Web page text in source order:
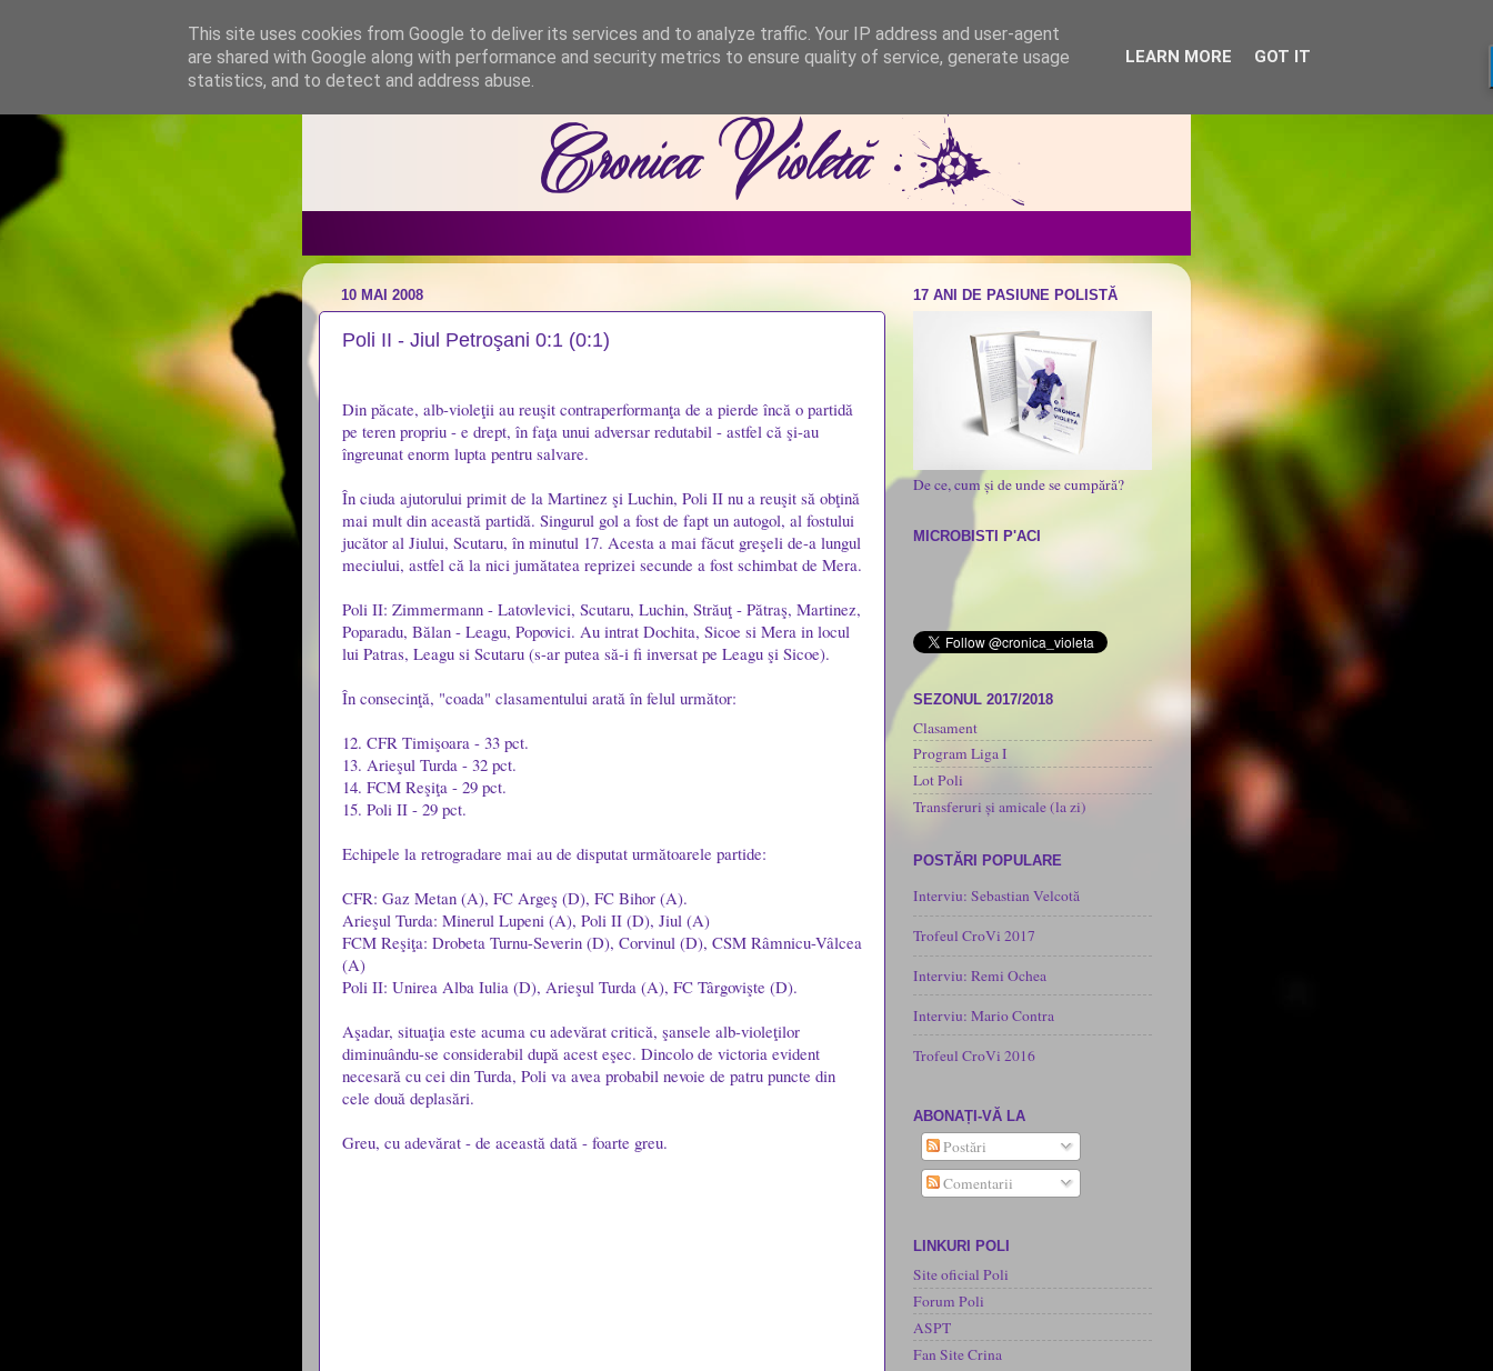
10 MAI 2008
Poli II - Jiul Petroşani 0:1 (0:1)
Din păcate, alb-violeţii au reuşit contraperformanţa de a pierde încă o partidă
pe teren propriu - e drept, în faţa unui adversar redutabil - astfel că şi-au
îngreunat enorm lupta pentru salvare.
În ciuda ajutorului primit de la Martinez şi Luchin, Poli II nu a reuşit să obţină
mai mult din această partidă. Singurul gol a fost de fapt un autogol, al fostului
jucător al Jiului, Scutaru, în minutul 17. Acesta a mai făcut greşeli de-a lungul
meciului, astfel că la nici jumătatea reprizei secunde a fost schimbat de Mera.
Poli II: Zimmermann - Latovlevici, Scutaru, Luchin, Străuţ - Pătraş, Martinez,
Poparadu, Bălan - Leagu, Popovici. Au intrat Dochita, Sicoe si Mera in locul
lui Patras, Leagu si Scutaru (s-ar putea să-i fi inversat pe Leagu şi Sicoe).
În consecinţă, "coada" clasamentului arată în felul următor:
12. CFR Timişoara - 33 pct.
13. Arieşul Turda - 32 pct.
14. FCM Reşiţa - 29 pct.
15. Poli II - 29 pct.
Echipele la retrogradare mai au de disputat următoarele partide:
CFR: Gaz Metan (A), FC Argeş (D), FC Bihor (A).
Arieşul Turda: Minerul Lupeni (A), Poli II (D), Jiul (A)
FCM Reşiţa: Drobeta Turnu-Severin (D), Corvinul (D), CSM Râmnicu-Vâlcea
(A)
Poli II: Unirea Alba Iulia (D), Arieşul Turda (A), FC Târgovişte (D).
Aşadar, situaţia este acuma cu adevărat critică, şansele alb-violeţilor
diminuându-se considerabil după acest eşec. Dincolo de victoria evident
necesară cu cei din Turda, Poli va avea probabil nevoie de patru puncte din
cele două deplasări.
Greu, cu adevărat - de această dată - foarte greu.
17 ANI DE PASIUNE POLISTĂ
De ce, cum și de unde se cumpără?
MICROBISTI P'ACI
SEZONUL 2017/2018
Clasament
Program Liga I
Lot Poli
Transferuri și amicale (la zi)
POSTĂRI POPULARE
Interviu: Sebastian Velcotă
Trofeul CroVi 2017
Interviu: Remi Ochea
Interviu: Mario Contra
Trofeul CroVi 2016
ABONAȚI-VĂ LA
Postări
Comentarii
LINKURI POLI
Site oficial Poli
Forum Poli
ASPT
Fan Site Crina
This site uses cookies from Google to deliver its services and to analyze traffic. Your IP address and user-agent
are shared with Google along with performance and security metrics to ensure quality of service, generate usage
statistics, and to detect and address abuse.
LEARN MORE GOT IT